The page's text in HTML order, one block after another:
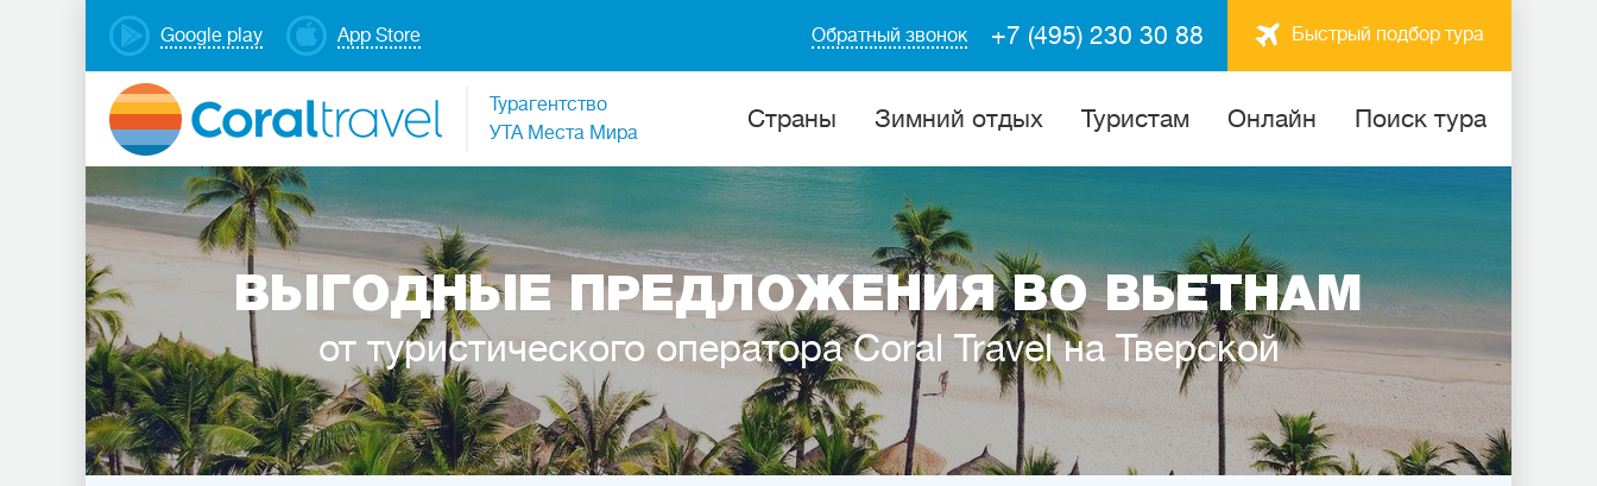
Google play App Store Быстрый подбор тура
+7 (495) 230 30 88
Обратный звонок
Турагентство
УТА Места Мира
Cтраны Зимний отдых Туристам Онлайн Поиск тура
ВЫГОДНЫЕ ПРЕДЛОЖЕНИЯ ВО ВЬЕТНАМ
от туристического оператора Coral Travel на Тверской